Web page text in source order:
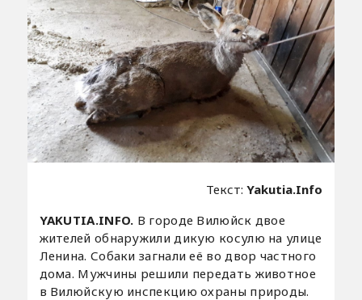
Текст:Yakutia.Info
YAKUTIA.INFO. В городе Вилюйск двое
жителей обнаружили дикую косулю на улице
Ленина. Собаки загнали её во двор частного
дома. Мужчины решили передать животное
в Вилюйскую инспекцию охраны природы.